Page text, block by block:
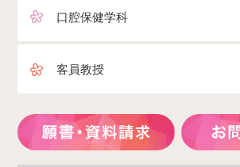
口腔保健学科
客員教授